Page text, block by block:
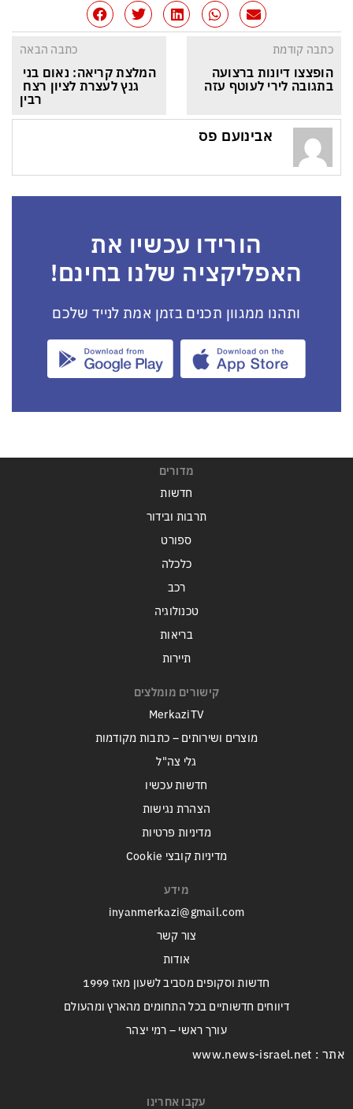
כתבה קודמת
הופצצו דיונות ברצועה
בתגובה לירי לעוטף עזה
כתבה הבאה
המלצת קריאה: נאום בני
גנץ לעצרת לציון רצח
רבין
אבינועם פס
הורידו עכשיו את
האפליקציה שלנו בחינם!
ותהנו ממגוון תכנים בזמן אמת לנייד שלכם
מדורים
חדשות
תרבות ובידור
ספורט
כלכלה
רכב
טכנולוגיה
בריאות
תיירות
קישורים מומלצים
MerkaziTV
מוצרים ושירותים – כתבות מקודמות
גלי צה"ל
חדשות עכשיו
הצהרת נגישות
מדיניות פרטיות
מדיניות קובצי Cookie
מידע
inyanmerkazi@gmail.com
צור קשר
אודות
חדשות וסקופים מסביב לשעון מאז 1999
דיווחים חדשותיים בכל התחומים מהארץ ומהעולם
עורך ראשי – רמי יצהר
אתר : www.news-israel.net
עקבו אחרינו